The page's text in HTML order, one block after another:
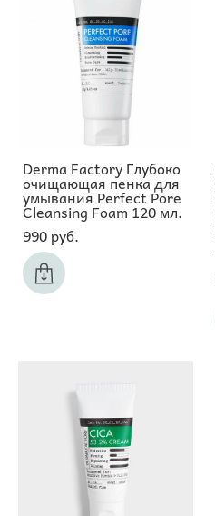
Derma Factory Глубоко
очищающая пенка для
умывания Perfect Pore
Cleansing Foam 120 мл.
990 pуб.